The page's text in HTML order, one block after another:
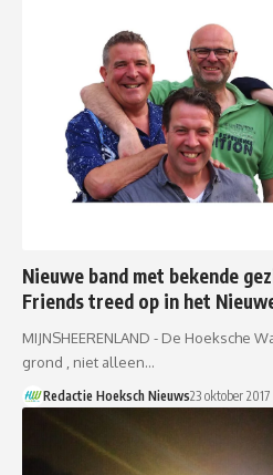
Nieuwe band met bekende
Friends treed op in het
MIJNSHEERENLAND - De Hoeksche
grond , niet alleen…
Redactie Hoeksch Nieuws23 oktober 2017